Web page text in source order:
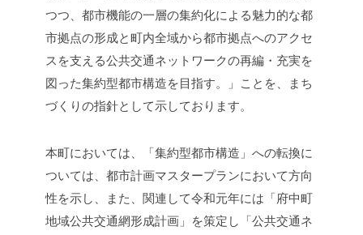
つつ、都市機能の一層の集約化による魅力的な都
市拠点の形成と町内全域から都市拠点へのアクセ
スを支える公共交通ネットワークの再編・充実を
図った集約型都市構造を目指す。」ことを、まち
づくりの指針として示しております。
本町においては、「集約型都市構造」への転換に
ついては、都市計画マスタープランにおいて方向
性を示し、また、関連して令和元年には「府中町
地域公共交通網形成計画」を策定し「公共交通ネ